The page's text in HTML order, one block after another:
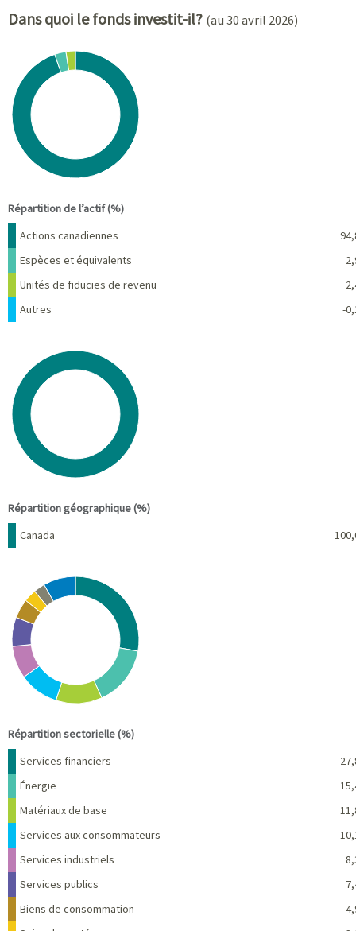
Dans quoi le fonds investit-il? (au 30 avril 2026)
Chart
Pie chart with 4 slices.
View as data table, Chart
Répartition de l’actif (%)
Nom Pourcentage
Actions canadiennes
Espèces et équivalents
Unités de fiducies de revenu
Autres
-
Chart
Pie chart with 1 slice.
View as data table, Chart
Répartition géographique (%)
Nom
Pourcentage
Canada
Chart
Pie chart with 10 slices.
View as data table, Chart
Répartition sectorielle (%)
Nom Pourcentage
Services financiers
Énergie
Matériaux de base
Services aux consommateurs
Services industriels
Services publics
Biens de consommation